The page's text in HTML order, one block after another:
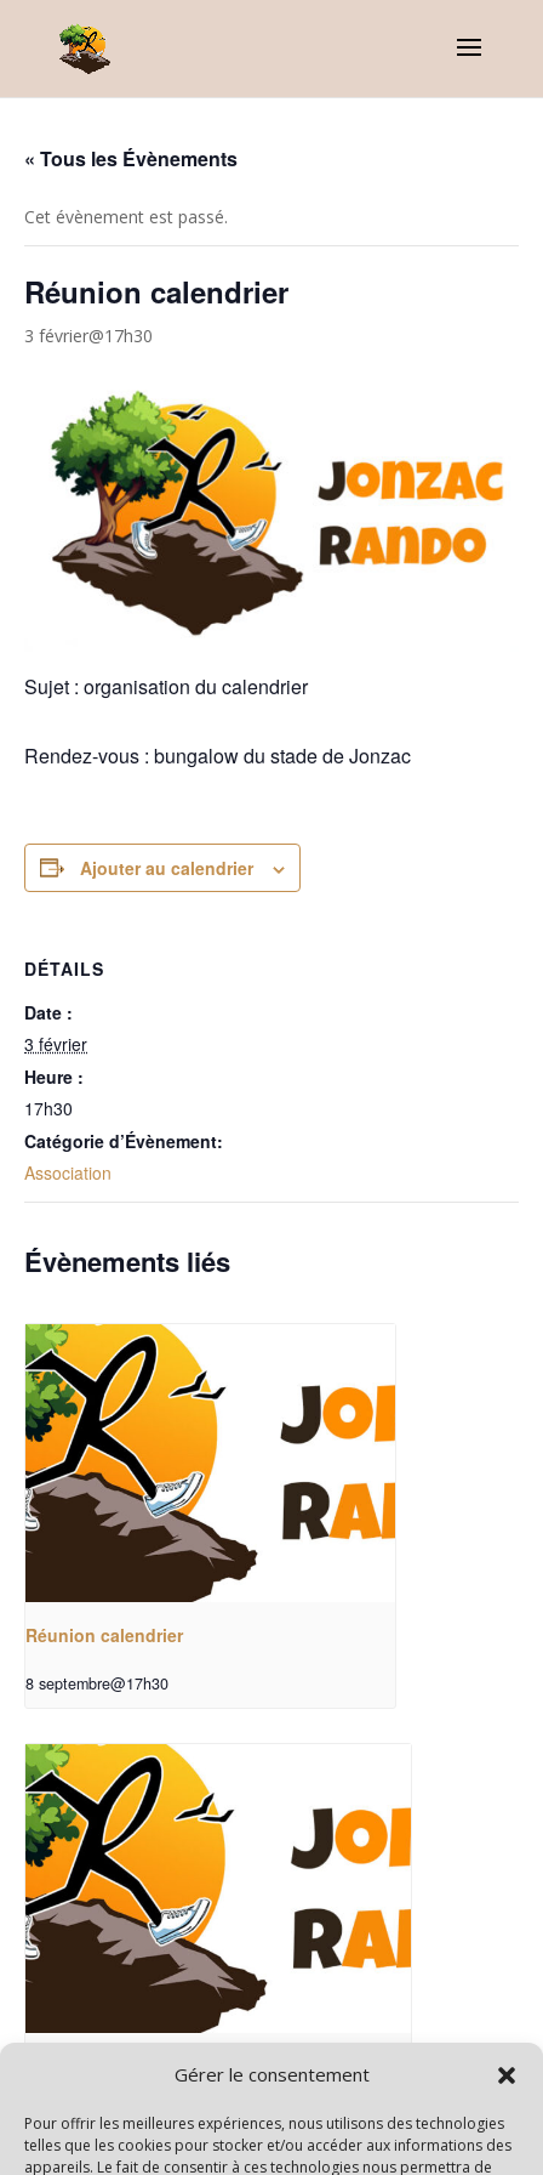
Gérer le consentement
Pour offrir les meilleures expériences, nous utilisons des technologies
telles que les cookies pour stocker et/ou accéder aux informations des
appareils. Le fait de consentir à ces technologies nous permettra de
« Tous les Évènements
Cet évènement est passé.
Réunion calendrier
3 février@17h30
Sujet : organisation du calendrier
Rendez-vous : bungalow du stade de Jonzac
Ajouter au calendrier
DÉTAILS
Date :
3 février
Heure :
17h30
Catégorie d’Évènement:
Association
Évènements liés
Réunion calendrier
8 septembre@17h30
Assemblée générale
10 septembre@17h30 19h00